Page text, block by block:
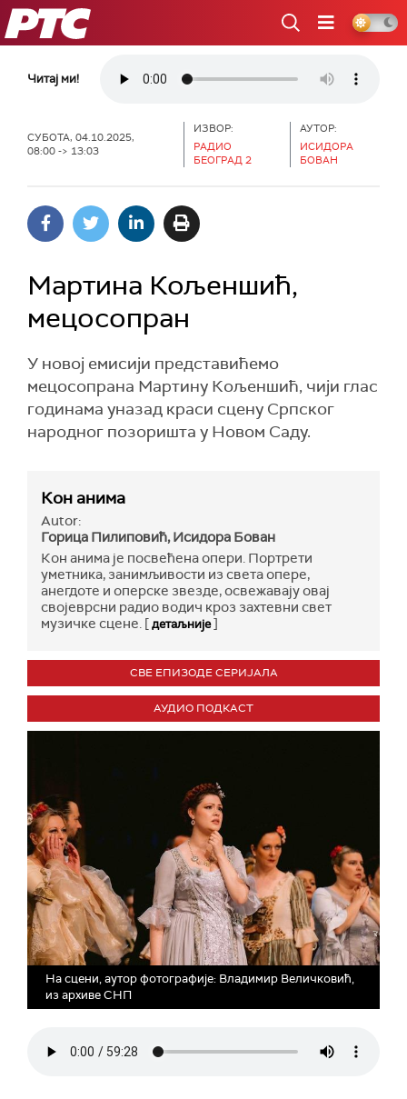
РТС
Читај ми!
СУБОТА, 04.10.2025,
08:00 -> 13:03
ИЗВОР:
РАДИО
БЕОГРАД 2
АУТОР:
ИСИДОРА
БОВАН
Мартинa Кољеншић,
мецосопран
У новој емисији представићемо
мецосопрана Мартину Кољеншић, чији глас
годинама уназад краси сцену Српског
народног позоришта у Новом Саду.
Кон анима
Autor:
Горица Пилиповић, Исидора Бован
Кон анима је посвећена опери. Портрети
уметника, занимљивости из света оперe,
анегдоте и оперске звезде, освежавају овај
својеврсни радио водич кроз захтевни свет
музичке сцене. [детаљније]
СВЕ ЕПИЗОДЕ СЕРИЈАЛА
АУДИО ПОДКАСТ
На сцени, аутор фотографије: Владимир Величковић,
из архиве СНП